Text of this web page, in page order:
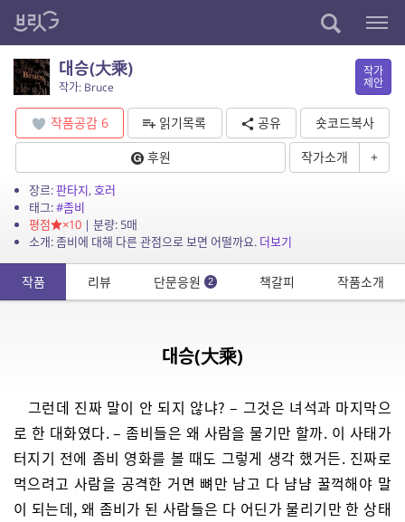
대승(大乘)
작가: Bruce
작가
제안
작품공감 6 읽기목록 공유
숏코드복사
후원
작가소개 +
장르:판타지,호러
태그:#좀비
평점
×10| 분량: 5매
소개: 좀비에 대해 다른 관점으로 보면 어떨까요. 더보기
작품 리뷰 단문응원 2 책갈피 작품소개
대승(大乘)
그런데 진짜 말이 안 되지 않냐? – 그것은 녀석과 마지막으
로 한 대화였다. – 좀비들은 왜 사람을 물기만 할까. 이 사태가
터지기 전에 좀비 영화를 볼 때도 그렇게 생각 했거든. 진짜로
먹으려고 사람을 공격한 거면 뼈만 남고 다 냠냠 꿀꺽해야 말
이 되는데, 왜 좀비가 된 사람들은 다 어딘가 물리기만 한 상태